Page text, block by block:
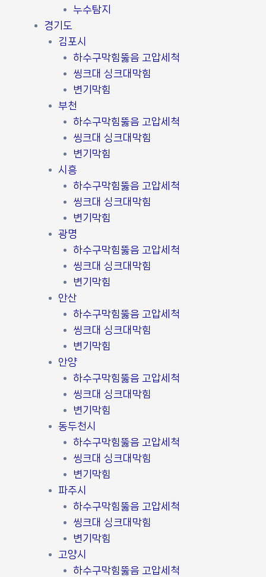
누수탐지
경기도
김포시
하수구막힘뚫음 고압세척
씽크대 싱크대막힘
변기막힘
부천
하수구막힘뚫음 고압세척
씽크대 싱크대막힘
변기막힘
시흥
하수구막힘뚫음 고압세척
씽크대 싱크대막힘
변기막힘
광명
하수구막힘뚫음 고압세척
씽크대 싱크대막힘
변기막힘
안산
하수구막힘뚫음 고압세척
씽크대 싱크대막힘
변기막힘
안양
하수구막힘뚫음 고압세척
씽크대 싱크대막힘
변기막힘
동두천시
하수구막힘뚫음 고압세척
씽크대 싱크대막힘
변기막힘
파주시
하수구막힘뚫음 고압세척
씽크대 싱크대막힘
변기막힘
고양시
하수구막힘뚫음 고압세척